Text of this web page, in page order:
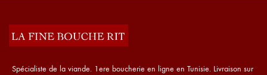
Spécialiste de la viande. 1ere boucherie en ligne en Tunisie. Livraison sur